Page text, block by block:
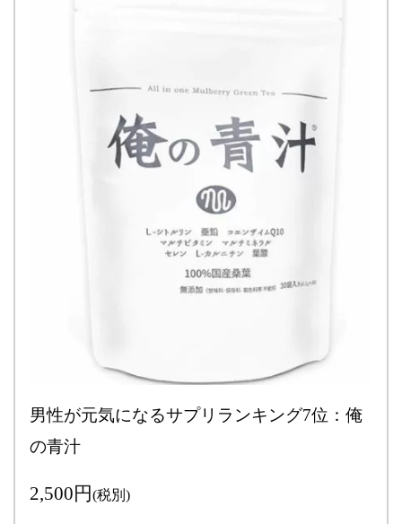
男性が元気になるサプリランキング7位：俺
の青汁
2,500円 (税別)